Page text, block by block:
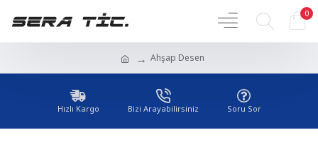
0
Ahşap Desen
Hızlı Kargo Bizi Arayabilirsiniz Soru Sor